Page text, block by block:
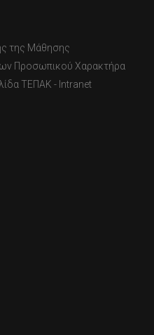
της Μάθησης
Προσωπικού Χαρακτήρα
ΤΕΠΑΚ - Intranet